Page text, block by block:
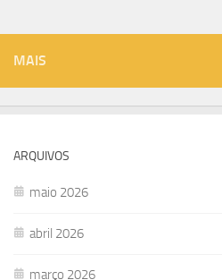
MAIS
ARQUIVOS
maio 2026
abril 2026
março 2026